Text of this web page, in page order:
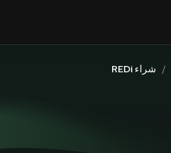
/ شراء REDi